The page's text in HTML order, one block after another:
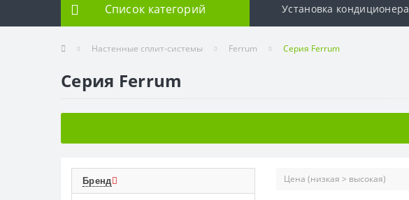
Список категорий Установка кондиционера
Настенные сплит-системы Ferrum Серия Ferrum
Серия Ferrum
Бренд